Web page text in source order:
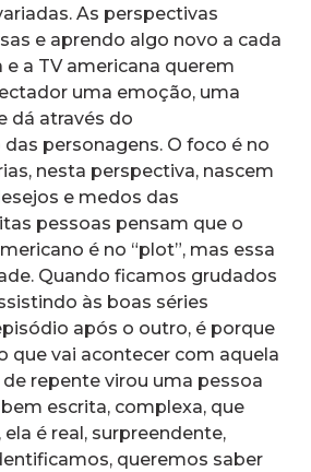
As perspectivas
e aprendo algo novo a cada
a TV americana querem
uma emoção, uma
dá através do
personagens. O foco é no
nesta perspectiva, nascem
e medos das
pessoas pensam que o
é no “plot”, mas essa
Quando ficamos grudados
às boas séries
após o outro, é porque
que vai acontecer com aquela
repente virou uma pessoa
escrita, complexa, que
ela é real, surpreendente,
queremos saber